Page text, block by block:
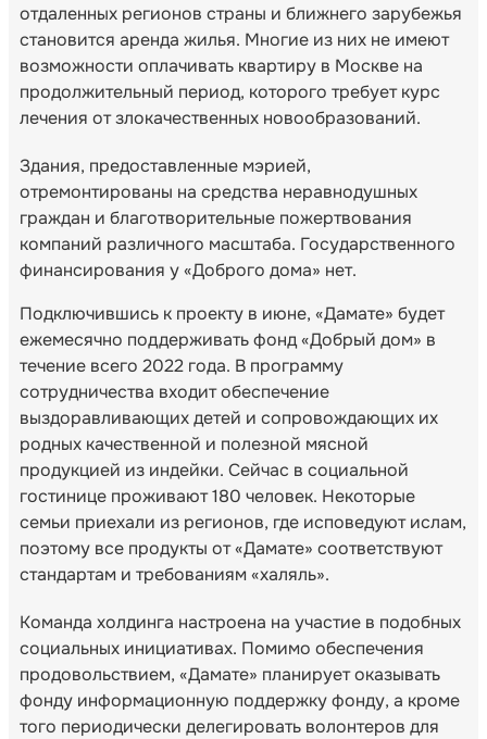
отдаленных регионов страны и ближнего зарубежья
становится аренда жилья. Многие из них не имеют
возможности оплачивать квартиру в Москве на
продолжительный период, которого требует курс
лечения от злокачественных новообразований.
Здания, предоставленные мэрией,
отремонтированы на средства неравнодушных
граждан и благотворительные пожертвования
компаний различного масштаба. Государственного
финансирования у «Доброго дома» нет.
Подключившись к проекту в июне, «Дамате» будет
ежемесячно поддерживать фонд «Добрый дом» в
течение всего 2022 года. В программу
сотрудничества входит обеспечение
выздоравливающих детей и сопровождающих их
родных качественной и полезной мясной
продукцией из индейки. Сейчас в социальной
гостинице проживают 180 человек. Некоторые
семьи приехали из регионов, где исповедуют ислам,
поэтому все продукты от «Дамате» соответствуют
стандартам и требованиям «халяль».
Команда холдинга настроена на участие в подобных
социальных инициативах. Помимо обеспечения
продовольствием, «Дамате» планирует оказывать
фонду информационную поддержку фонду, а кроме
того периодически делегировать волонтеров для